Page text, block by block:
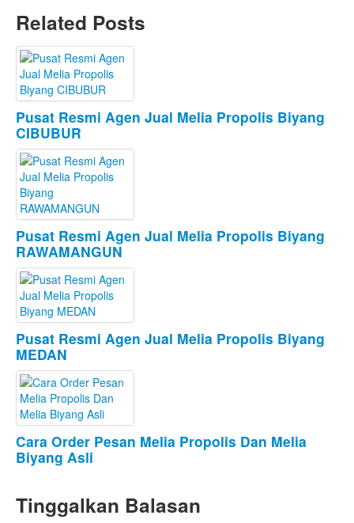
Related Posts
Pusat Resmi Agen Jual Melia Propolis Biyang
CIBUBUR
Pusat Resmi Agen Jual Melia Propolis Biyang
RAWAMANGUN
Pusat Resmi Agen Jual Melia Propolis Biyang
MEDAN
Cara Order Pesan Melia Propolis Dan Melia
Biyang Asli
Tinggalkan Balasan